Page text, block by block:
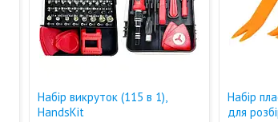
Набір викруток (115 в 1),
HandsKit
Набір
для